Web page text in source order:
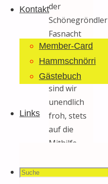
Kontakt
Member-Card
Hammschnörri
Gästebuch
Links
Suche
Suchen
der
Schönegröndler
Fasnacht
bei weitem
nicht
ausreicht,
sind wir
unendlich
froh, stets
auf die
Mithilfe
grossen